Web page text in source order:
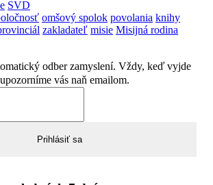
SVD
omšový spolok povolania knihy
zakladateľ misie Misijná rodina
odber zamyslení. Vždy, keď vyjde
vás naň emailom.